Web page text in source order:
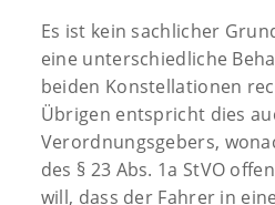
Es ist kein sachlicher
eine unterschiedliche
beiden Konstellationen
Übrigen entspricht dies
Verordnungsgebers,
des § 23 Abs. 1a StVO
will, dass der Fahrer in